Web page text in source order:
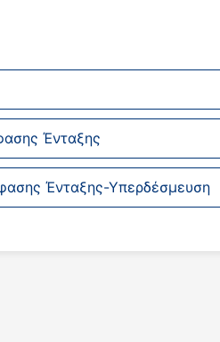
Ένταξης
Ένταξης-Υπερδέσμευση